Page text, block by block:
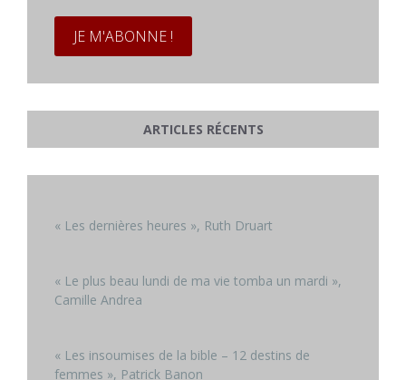
ARTICLES RÉCENTS
« Les dernières heures », Ruth Druart
« Le plus beau lundi de ma vie tomba un mardi »,
Camille Andrea
« Les insoumises de la bible – 12 destins de
femmes », Patrick Banon